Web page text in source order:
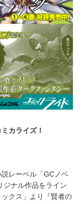
カライズ！
レーベル「GCノベ
ジナル作品をライン
クス」より『賢者の